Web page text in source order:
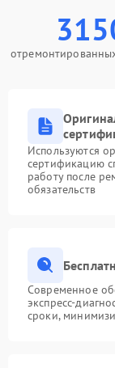
Используются
сертификацию
работу после
обязательств
Современное
экспресс-
сроки,